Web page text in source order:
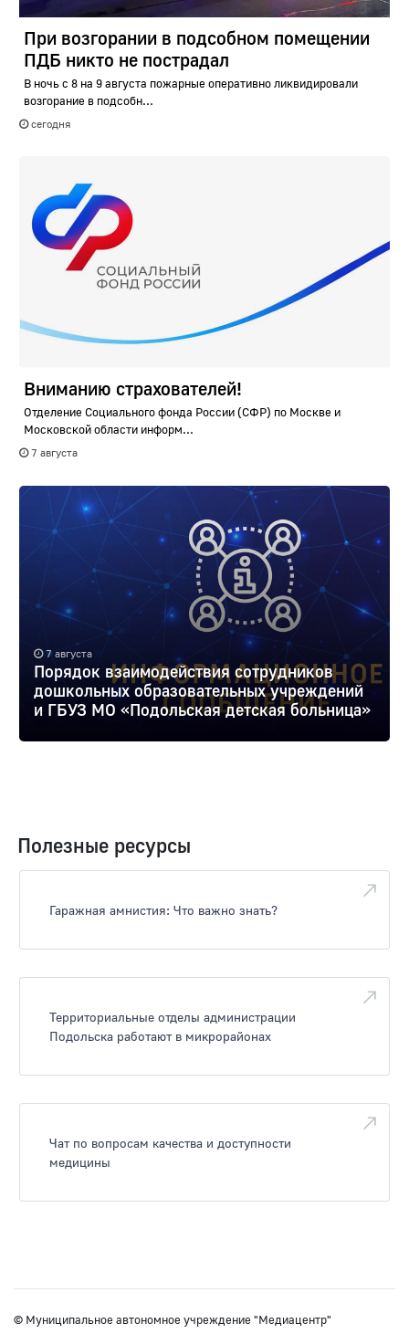
При возгорании в подсобном помещении
ПДБ никто не пострадал
В ночь с 8 на 9 августа пожарные оперативно ликвидировали
возгорание в подсобн...
сегодня
Вниманию страхователей!
Отделение Социального фонда России (СФР) по Москве и
Московской области информ...
7 августа
7 августа
Порядок взаимодействия сотрудников
дошкольных образовательных учреждений
и ГБУЗ МО «Подольская детская больница»
Полезные ресурсы
Гаражная амнистия: Что важно знать?
Территориальные отделы администрации
Подольска работают в микрорайонах
Чат по вопросам качества и доступности
медицины
© Муниципальное автономное учреждение "Медиацентр"